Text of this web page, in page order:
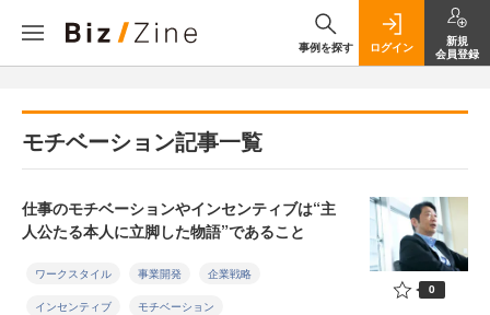
事例を探す ログイン
新規
会員登録
モチベーション記事一覧
仕事のモチベーションやインセンティブは“主
人公たる本人に立脚した物語”であること
ワークスタイル 事業開発 企業戦略
インセンティブ モチベーション
0